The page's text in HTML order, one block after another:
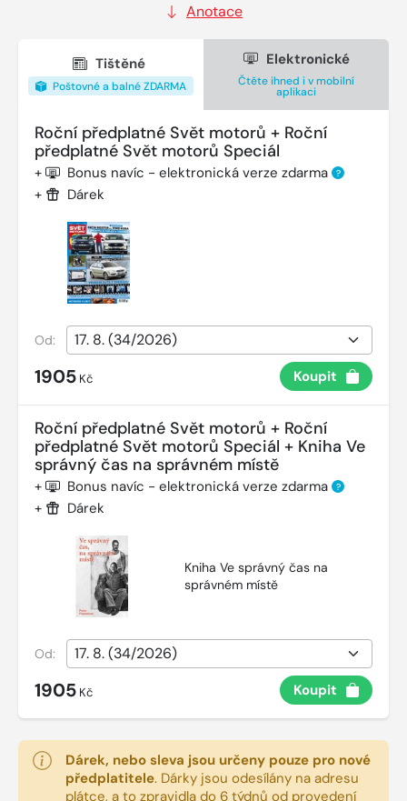
Anotace
Tištěné
Poštovné a balné ZDARMA
Elektronické
Čtěte ihned i v mobilní
aplikaci
Roční předplatné Svět motorů + Roční
předplatné Svět motorů Speciál
+ Bonus navíc - elektronická verze zdarma ?
+ Dárek
Od:
1905 Kč Koupit
Roční předplatné Svět motorů + Roční
předplatné Svět motorů Speciál + Kniha Ve
správný čas na správném místě
+ Bonus navíc - elektronická verze zdarma ?
+ Dárek
Kniha Ve správný čas na
správném místě
Od:
1905 Kč Koupit
Dárek, nebo sleva jsou určeny pouze pro nové
předplatitele. Dárky jsou odesílány na adresu
plátce, a to zpravidla do 6 týdnů od provedení